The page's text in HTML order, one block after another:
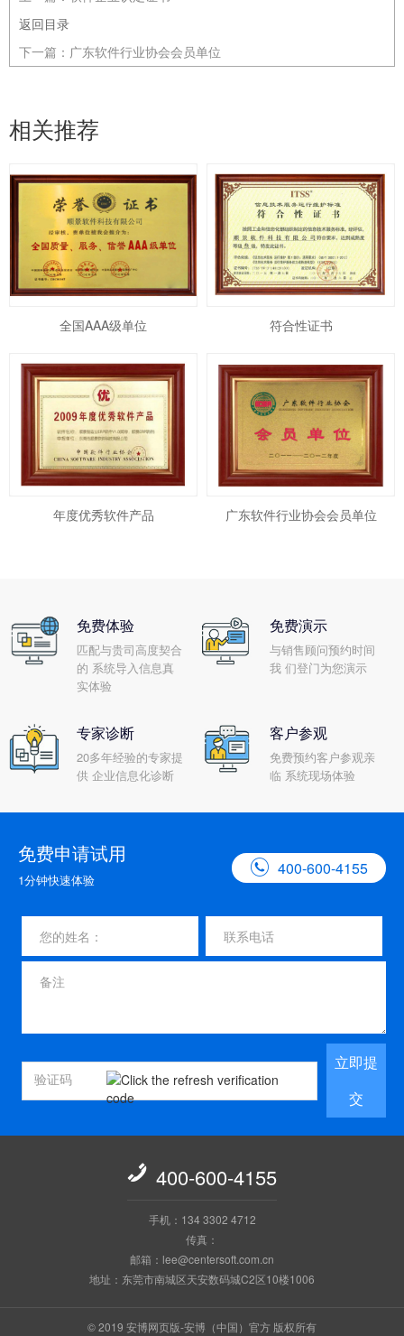
返回目录
下一篇： 广东软件行业协会会员单位
相关推荐
全国AAA级单位 符合性证书
年度优秀软件产品 广东软件行业协会会员单位
免费体验
匹配与贵司高度契合
的 系统导入信息真
实体验
免费演示
与销售顾问预约时间
我 们登门为您演示
专家诊断
20多年经验的专家提
供 企业信息化诊断
客户参观
免费预约客户参观亲
临 系统现场体验
免费申请试用
1分钟快速体验
 400-600-4155
立即提
交
 400-600-4155
手机：134 3302 4712
传真：
邮箱：lee@centersoft.com.cn
地址：东莞市南城区天安数码城C2区10楼1006
© 2019 安博网页版-安博（中国）官方 版权所有